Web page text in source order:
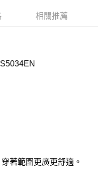
相關推薦
著範圍更廣更舒適。